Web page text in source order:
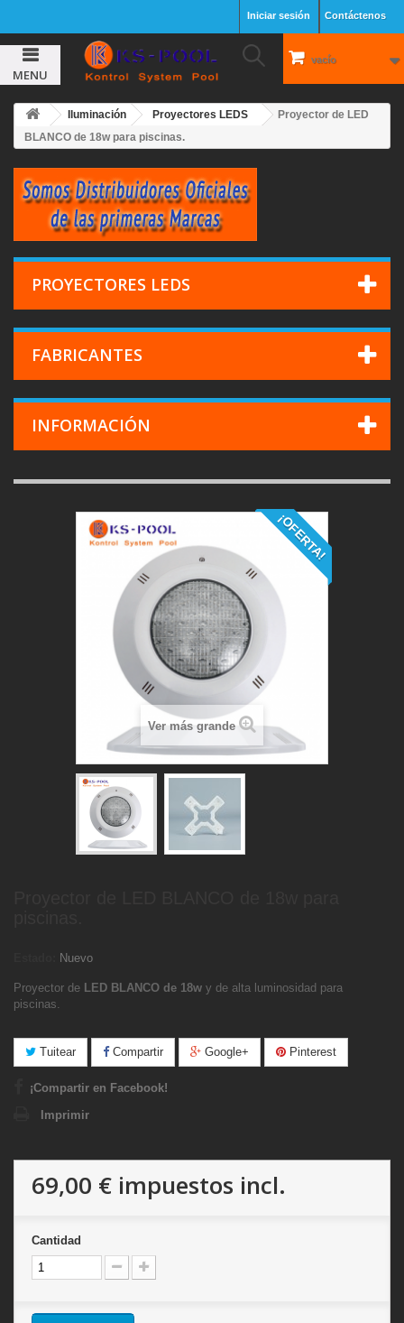
Contáctenos
Iniciar sesión
vacío
MENU
Iluminación Proyectores LEDS
Proyector de LED
BLANCO de 18w para piscinas.
PROYECTORES LEDS
FABRICANTES
INFORMACIÓN
¡OFERTA!
Ver más grande
Nuevo
Proyector de LED BLANCO de 18w y de alta luminosidad para
piscinas.
Tuitear Compartir Google+ Pinterest
¡Compartir en Facebook!
Imprimir
69,00 € impuestos incl.
Cantidad